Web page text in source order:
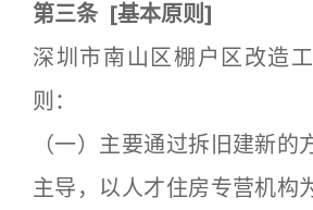
第三条 [基本原则]
深圳市南山区棚户区改造
则：
（一）主要通过拆旧建新的
主导，以人才住房专营机构